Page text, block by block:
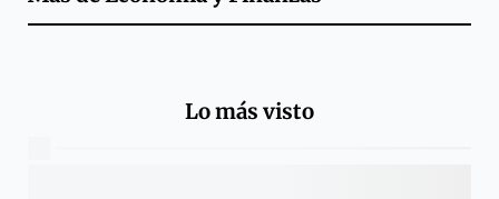
Lo más visto